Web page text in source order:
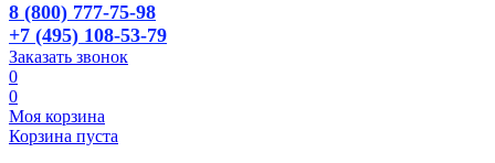
8 (800) 777-75-98
+7 (495) 108-53-79
Заказать звонок
0
0
Моя корзина
Корзина пуста